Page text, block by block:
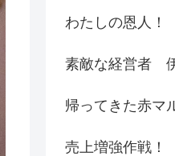
わたしの恩人
素敵な経営者
帰ってきた赤マ
売上増強作戦